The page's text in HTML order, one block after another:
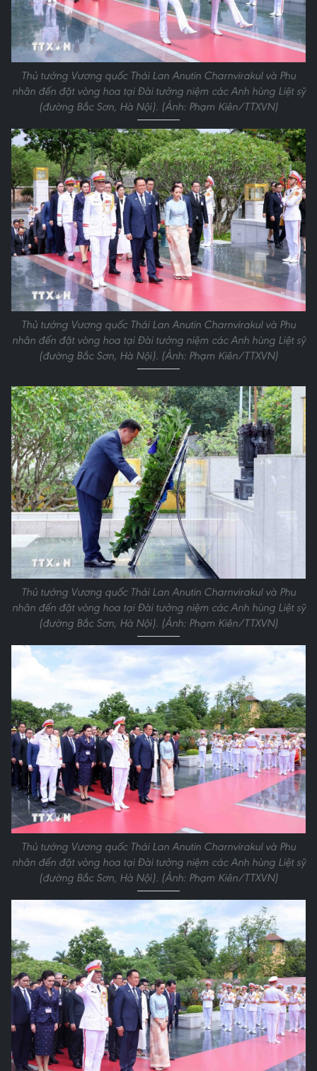
Thủ tướng Vương quốc Thái Lan Anutin Charnvirakul và Phu
nhân đến đặt vòng hoa tại Đài tưởng niệm các Anh hùng Liệt sỹ
(đường Bắc Sơn, Hà Nội). (Ảnh: Phạm Kiên/TTXVN)
Thủ tướng Vương quốc Thái Lan Anutin Charnvirakul và Phu
nhân đến đặt vòng hoa tại Đài tưởng niệm các Anh hùng Liệt sỹ
(đường Bắc Sơn, Hà Nội). (Ảnh: Phạm Kiên/TTXVN)
Thủ tướng Vương quốc Thái Lan Anutin Charnvirakul và Phu
nhân đến đặt vòng hoa tại Đài tưởng niệm các Anh hùng Liệt sỹ
(đường Bắc Sơn, Hà Nội). (Ảnh: Phạm Kiên/TTXVN)
Thủ tướng Vương quốc Thái Lan Anutin Charnvirakul và Phu
nhân đến đặt vòng hoa tại Đài tưởng niệm các Anh hùng Liệt sỹ
(đường Bắc Sơn, Hà Nội). (Ảnh: Phạm Kiên/TTXVN)